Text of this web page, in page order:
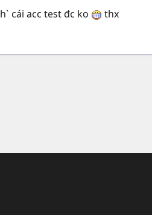
cái acc test đc ko
thx